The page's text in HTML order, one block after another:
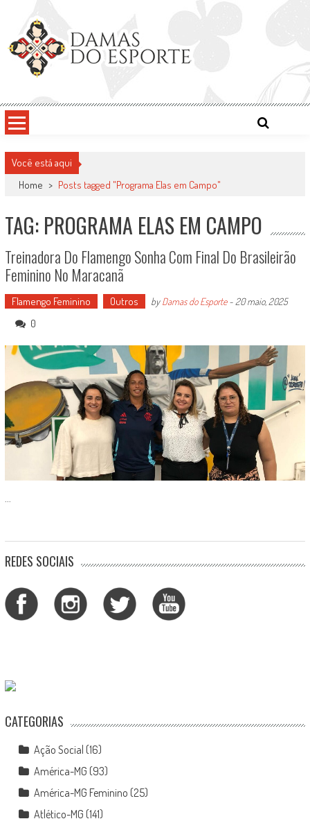
content
Damas do Esporte
Você está aqui
Home > Posts tagged "Programa Elas em Campo"
TAG: PROGRAMA ELAS EM CAMPO
Treinadora Do Flamengo Sonha Com Final Do Brasileirão
Feminino No Maracanã
Flamengo Feminino Outros byDamas do Esporte- 20 maio, 2025
0
...
REDES SOCIAIS
CATEGORIAS
Ação Social (16)
América-MG (93)
América-MG Feminino (25)
Atlético-MG (141)